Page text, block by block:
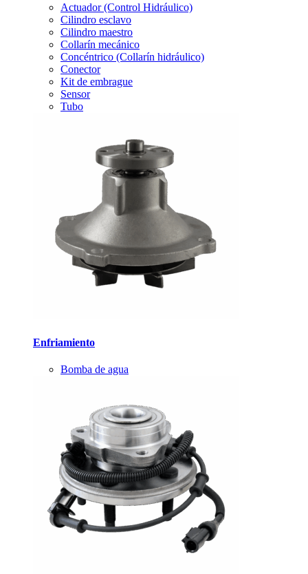
Actuador (Control Hidráulico)
Cilindro esclavo
Cilindro maestro
Collarín mecánico
Concéntrico (Collarín hidráulico)
Conector
Kit de embrague
Sensor
Tubo
Enfriamiento
Bomba de agua